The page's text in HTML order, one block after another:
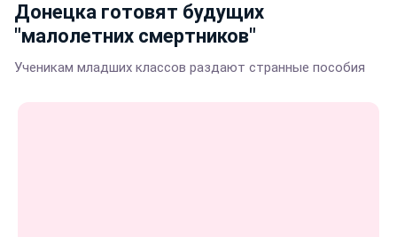
Донецка готовят будущих
"малолетних смертников"
Ученикам младших классов раздают странные пособия